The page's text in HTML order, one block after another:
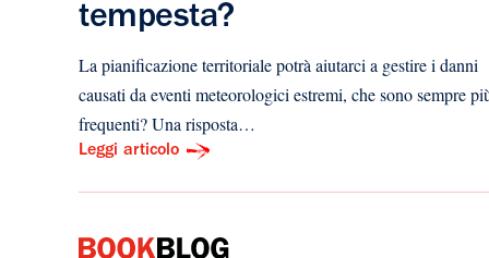
tempesta?
La pianificazione territoriale potrà aiutarci a gestire i danni
causati da eventi meteorologici estremi, che sono sempre
frequenti? Una risposta…
Leggi articolo